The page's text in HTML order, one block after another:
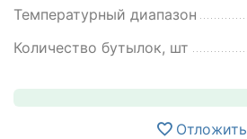
Температурный диапазон
Количество бутылок, шт
Отложить